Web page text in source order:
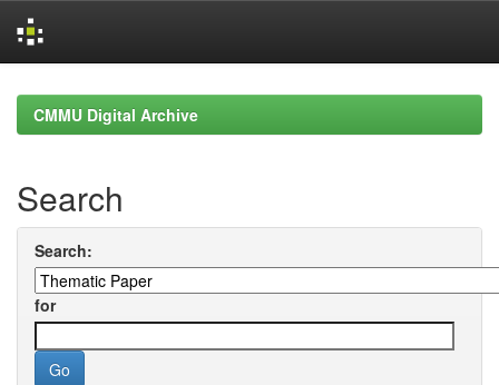
navigationCMMU Digital Archive
Search
Search:
for